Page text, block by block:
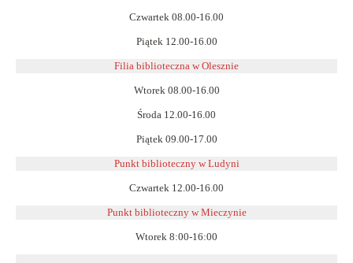
Czwartek 08.00-16.00
Piątek 12.00-16.00
Filia biblioteczna w Olesznie
Wtorek 08.00-16.00
Środa 12.00-16.00
Piątek 09.00-17.00
Punkt biblioteczny w Ludyni
Czwartek 12.00-16.00
Punkt biblioteczny w Mieczynie
Wtorek 8:00-16:00